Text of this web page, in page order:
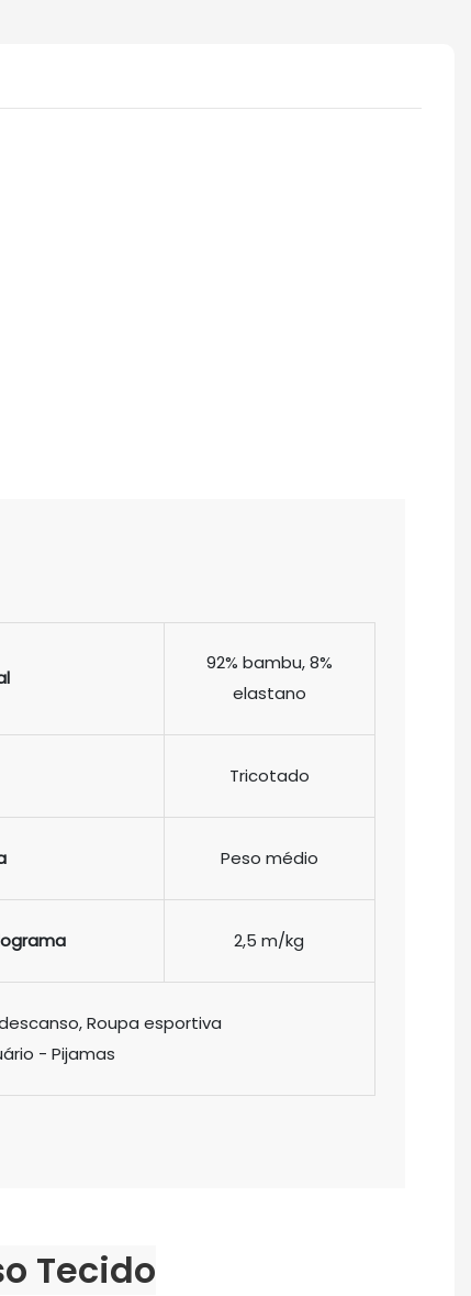
92% bambu, 8%
elastano
Tricotado
Peso médio
2,5 m/kg
descanso, Roupa esportiva
- Pijamas
Tecido